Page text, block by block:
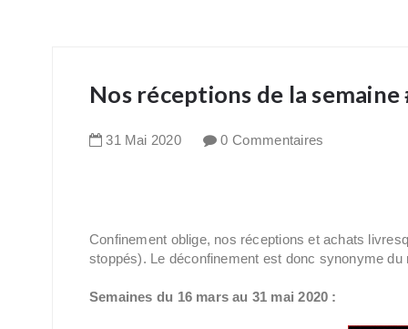
Nos réceptions de la semaine
31 Mai 2020 0 Commentaires
Confinement oblige, nos réceptions et achats
stoppés). Le déconfinement est donc synonyme
Semaines du 16 mars au 31 mai 2020 :